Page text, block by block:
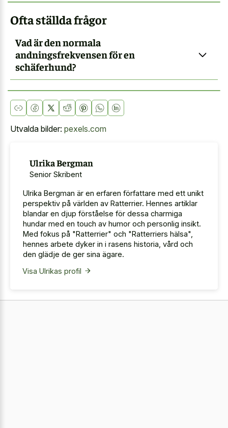
Ofta ställda frågor
Vad är den normala
andningsfrekvensen för en
schäferhund?
Utvalda bilder: pexels.com
Ulrika Bergman
Senior Skribent
Ulrika Bergman är en erfaren författare med ett unikt
perspektiv på världen av Ratterrier. Hennes artiklar
blandar en djup förståelse för dessa charmiga
hundar med en touch av humor och personlig insikt.
Med fokus på "Ratterrier" och "Ratterriers hälsa",
hennes arbete dyker in i rasens historia, vård och
den glädje de ger sina ägare.
Visa Ulrikas profil